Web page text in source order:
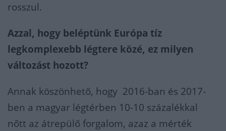
rosszul.
Azzal, hogy beléptünk Európa tíz
legkomplexebb légtere közé, ez milyen
változást hozott?
Annak köszönhető, hogy 2016-ban és 2017-
ben a magyar légtérben 10-10 százalékkal
nőtt az átrepülő forgalom, azaz a mérték